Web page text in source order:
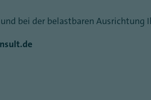
bei der belastbaren Ausrichtung